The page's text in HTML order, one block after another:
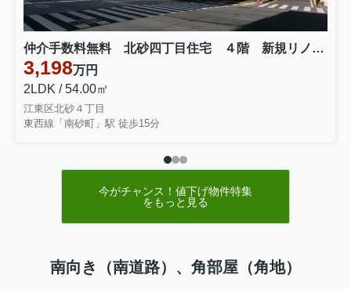
★銀行住宅ローン事前審査―無料受付け中!!
・いくら借りられるか？・金利はどのくらいか？
・月々の返済額は？
・頭金はいくら必要か。頭金
ゼロでも可能か？
簡単スピード審査：審査日数は通常１～３日
取扱い銀行：三井住友、三菱ＵＦＪ、みずほ、りそな、千
葉銀、フラット３５、他
仲介手数料無料 北砂四丁目住宅 ４階 新規リノベーション ４F
3,198万円
2LDK / 54.00㎡
江東区北砂４丁目
東西線「南砂町」駅 徒歩15分
今がチャンス！値下げ物件特集
をもっと見る
南向き（南道路）、角部屋（角地）